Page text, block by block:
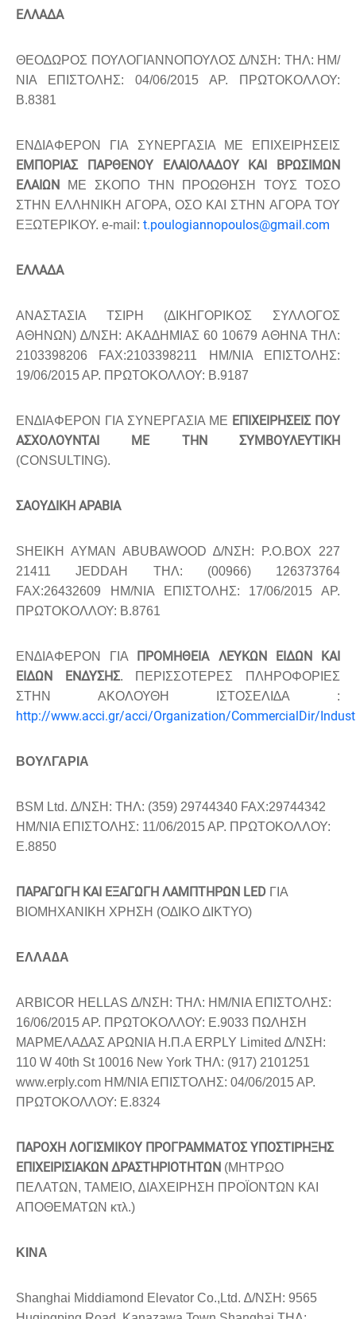
ΕΛΛΑ∆Α
ΘΕΟ∆ΩΡΟΣ ΠΟΥΛΟΓΙΑΝΝΟΠΟΥΛΟΣ ∆/ΝΣΗ: ΤΗΛ: ΗΜ/
ΝΙΑ ΕΠΙΣΤΟΛΗΣ: 04/06/2015 ΑΡ. ΠΡΩΤΟΚΟΛΛΟΥ:
B.8381
ΕΝ∆ΙΑΦΕΡΟΝ ΓΙΑ ΣΥΝΕΡΓΑΣΙΑ ΜΕ ΕΠΙΧΕΙΡΗΣΕΙΣ
ΕΜΠΟΡΙΑΣ ΠΑΡΘΕΝΟΥ ΕΛΑΙΟΛΑ∆ΟΥ ΚΑΙ ΒΡΩΣΙΜΩΝ
ΕΛΑΙΩΝ ΜΕ ΣΚΟΠΟ ΤΗΝ ΠΡΟΩΘΗΣΗ ΤΟΥΣ ΤΟΣΟ
ΣΤΗΝ ΕΛΛΗΝΙΚΗ ΑΓΟΡΑ, ΟΣΟ ΚΑΙ ΣΤΗΝ ΑΓΟΡΑ ΤΟΥ
ΕΞΩΤΕΡΙΚΟΥ. e-mail: t.poulogiannopoulos@gmail.com
ΕΛΛΑ∆Α
ΑΝΑΣΤΑΣΙΑ ΤΣΙΡΗ (∆ΙΚΗΓΟΡΙΚΟΣ ΣΥΛΛΟΓΟΣ
ΑΘΗΝΩΝ) ∆/ΝΣΗ: ΑΚΑ∆ΗΜΙΑΣ 60 10679 ΑΘΗΝΑ ΤΗΛ:
2103398206 FAX:2103398211 ΗΜ/ΝΙΑ ΕΠΙΣΤΟΛΗΣ:
19/06/2015 ΑΡ. ΠΡΩΤΟΚΟΛΛΟΥ: B.9187
ΕΝ∆ΙΑΦΕΡΟΝ ΓΙΑ ΣΥΝΕΡΓΑΣΙΑ ΜΕ ΕΠΙΧΕΙΡΗΣΕΙΣ ΠΟΥ
ΑΣΧΟΛΟΥΝΤΑΙ ΜΕ ΤΗΝ ΣΥΜΒΟΥΛΕΥΤΙΚΗ
(CONSULTING).
ΣΑΟΥ∆ΙΚΗ ΑΡΑΒΙΑ
SHEIKH AYMAN ABUBAWOOD ∆/ΝΣΗ: P.O.BOX 227
21411 JEDDAH ΤΗΛ: (00966) 126373764
FAX:26432609 ΗΜ/ΝΙΑ ΕΠΙΣΤΟΛΗΣ: 17/06/2015 ΑΡ.
ΠΡΩΤΟΚΟΛΛΟΥ: B.8761
ΕΝ∆ΙΑΦΕΡΟΝ ΓΙΑ ΠΡΟΜΗΘΕΙΑ ΛΕΥΚΩΝ ΕΙ∆ΩΝ ΚΑΙ
ΕΙ∆ΩΝ ΕΝ∆ΥΣΗΣ. ΠΕΡΙΣΣΟΤΕΡΕΣ ΠΛΗΡΟΦΟΡΙΕΣ
ΣΤΗΝ ΑΚΟΛΟΥΘΗ ΙΣΤΟΣΕΛΙ∆Α :
http://www.acci.gr/acci/Organization/CommercialDir/
ΒΟΥΛΓΑΡΙΑ
BSM Ltd. ∆/ΝΣΗ: ΤΗΛ: (359) 29744340 FAX:29744342
ΗΜ/ΝΙΑ ΕΠΙΣΤΟΛΗΣ: 11/06/2015 ΑΡ. ΠΡΩΤΟΚΟΛΛΟΥ:
Ε.8850
ΠΑΡΑΓΩΓΗ ΚΑΙ ΕΞΑΓΩΓΗ ΛΑΜΠΤΗΡΩΝ LED ΓΙΑ
ΒΙΟΜΗΧΑΝΙΚΗ ΧΡΗΣΗ (Ο∆ΙΚΟ ∆ΙΚΤΥΟ)
ΕΛΛΑ∆Α
ARBICOR HELLAS ∆/ΝΣΗ: ΤΗΛ: ΗΜ/ΝΙΑ ΕΠΙΣΤΟΛΗΣ:
16/06/2015 ΑΡ. ΠΡΩΤΟΚΟΛΛΟΥ: Ε.9033 ΠΩΛΗΣΗ
ΜΑΡΜΕΛΑ∆ΑΣ ΑΡΩΝΙΑ Η.Π.Α ERPLY Limited ∆/ΝΣΗ:
110 W 40th St 10016 New York ΤΗΛ: (917) 2101251
www.erply.com ΗΜ/ΝΙΑ ΕΠΙΣΤΟΛΗΣ: 04/06/2015 ΑΡ.
ΠΡΩΤΟΚΟΛΛΟΥ: Ε.8324
ΠΑΡΟΧΗ ΛΟΓΙΣΜΙΚΟΥ ΠΡΟΓΡΑΜΜΑΤΟΣ ΥΠΟΣΤΙΡΗΞΗΣ
ΕΠΙΧΕΙΡΙΣΙΑΚΩΝ ∆ΡΑΣΤΗΡΙΟΤΗΤΩΝ (ΜΗΤΡΩΟ
ΠΕΛΑΤΩΝ, ΤΑΜΕΙΟ, ∆ΙΑΧΕΙΡΗΣΗ ΠΡΟΪΟΝΤΩΝ ΚΑΙ
ΑΠΟΘΕΜΑΤΩΝ κτλ.)
ΚΙΝΑ
Shanghai Middiamond Elevator Co.,Ltd. ∆/ΝΣΗ: 9565